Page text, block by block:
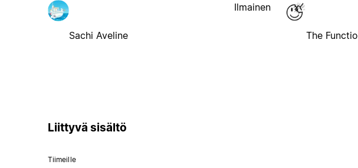
Sachi Aveline
Ilmainen
The
Liittyvä sisältö
Tiimeille